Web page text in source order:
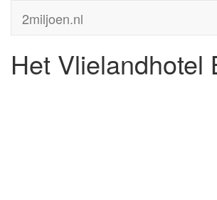
2miljoen.nl
Het Vlielandhotel